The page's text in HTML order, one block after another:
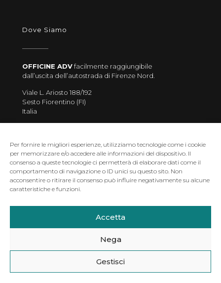
Per fornire le migliori esperienze, utilizziamo tecnologie come i cookie
per memorizzare e/o accedere alle informazioni del dispositivo. Il
consenso a queste tecnologie ci permetterà di elaborare dati come il
comportamento di navigazione o ID unici su questo sito. Non
acconsentire o ritirare il consenso può influire negativamente su alcune
caratteristiche e funzioni.
Accetta
Nega
Gestisci
Dove Siamo
OFFICINE ADVfacilmente raggiungibile
dall’uscita dell’autostrada di Firenze Nord.
Viale L. Ariosto 188/192
Sesto Fiorentino (FI)
Italia
Officine ADV di Miriam Sari - Via L. Ariosto 188/192 -
50019 SESTO FIORENTINO (FI) - Tel: 0559064155 - email:
miriam.sari@officineadv.it - p.iva 03167460249